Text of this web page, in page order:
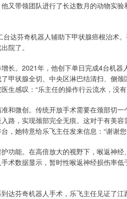
又带领团队进行了长达数月的动物实
达芬奇机器人辅助下甲状腺癌根治术
院了。
长。2021年，他创下单日完成4台机
甲状腺全切、中央区淋巴结清扫、侧
生感叹：“乐主任的操作行云流水，没
和微创。传统开放手术需要在颈部切
路，实现颈部完全无痕。这对于有美
，她特意给乐飞主任发来信息：“谢谢
功能。在高倍放大的视野下，喉返神
术数据显示，暂时性喉返神经损伤率
达芬奇机器人手术，乐飞主任见证了
4694.44 43.13 0.93%